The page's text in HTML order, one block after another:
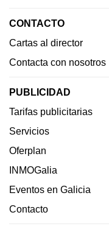
CONTACTO
Cartas al director
Contacta con nosotros
PUBLICIDAD
Tarifas publicitarias
Servicios
Oferplan
INMOGalia
Eventos en Galicia
Contacto